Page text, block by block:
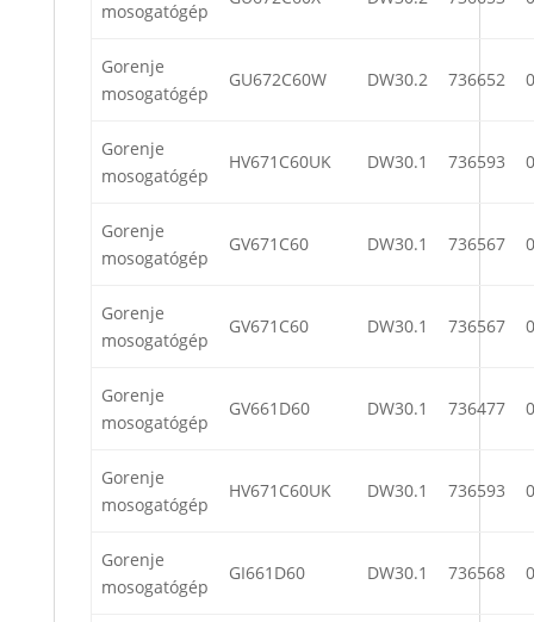
mosogatógép
Gorenje
mosogatógép
GU672C60W DW30.2 736652
Gorenje
mosogatógép
HV671C60UK DW30.1 736593
Gorenje
mosogatógép
GV671C60 DW30.1 736567
Gorenje
mosogatógép
GV671C60 DW30.1 736567
Gorenje
mosogatógép
GV661D60 DW30.1 736477
Gorenje
mosogatógép
HV671C60UK DW30.1 736593
Gorenje
mosogatógép
GI661D60 DW30.1 736568